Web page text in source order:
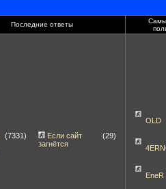
Последние ответы
(7331)
Если сайт
загнётся
(29)
OLD
EneR